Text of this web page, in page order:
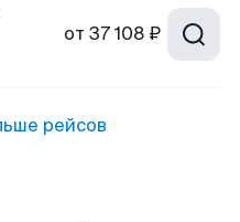
от 37 108 ₽
рейсов